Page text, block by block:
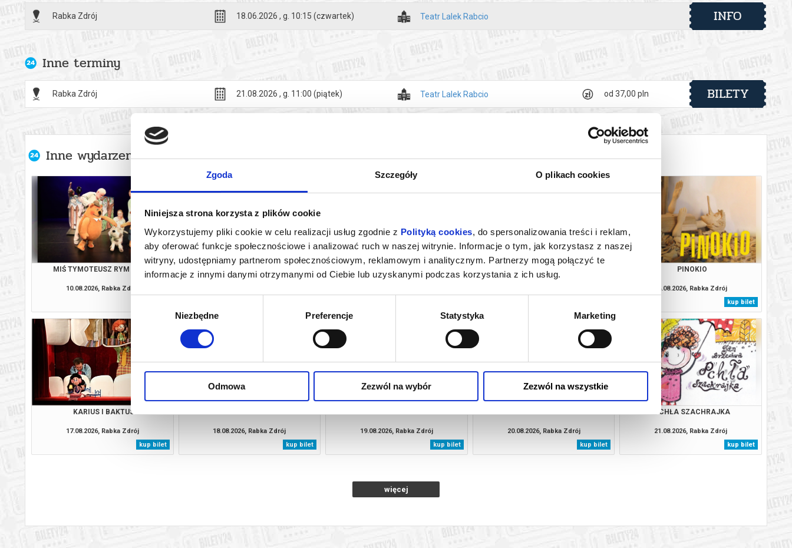
Zgoda Szczegóły O plikach cookies
Niniejsza strona korzysta z plików cookie
Wykorzystujemy pliki cookie w celu realizacji usług zgodnie z Polityką cookies, do spersonalizowania treści i reklam,
aby oferować funkcje społecznościowe i analizować ruch w naszej witrynie. Informacje o tym, jak korzystasz z naszej
witryny, udostępniamy partnerom społecznościowym, reklamowym i analitycznym. Partnerzy mogą połączyć te
informacje z innymi danymi otrzymanymi od Ciebie lub uzyskanymi podczas korzystania z ich usług.
zgody
Niezbędne Preferencje Statystyka Marketing
Odmowa Zezwól na wybór Zezwól na wszystkie
Rabka Zdrój 18.06.2026 , g. 10:15 (czwartek) Teatr Lalek Rabcio INFO
Inne terminy
Rabka Zdrój 21.08.2026 , g. 11:00 (piątek) Teatr Lalek Rabcio od 37,00 pln BILETY
Inne wydarzenia organizatora
MIŚ TYMOTEUSZ RYM CIM CI
10.08.2026, Rabka Zdrój
PINOKIO
14.08.2026, Rabka Zdrój
kup bilet
KARIUS I BAKTUS
17.08.2026, Rabka Zdrój
kup bilet
18.08.2026, Rabka Zdrój
kup bilet
19.08.2026, Rabka Zdrój
kup bilet
20.08.2026, Rabka Zdrój
kup bilet
PCHŁA SZACHRAJKA
21.08.2026, Rabka Zdrój
kup bilet
więcej